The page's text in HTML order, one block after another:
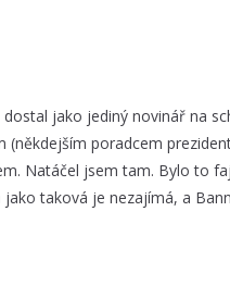
jako jediný novinář na
poradcem
Natáčel jsem tam. Bylo to
taková je nezajímá, a